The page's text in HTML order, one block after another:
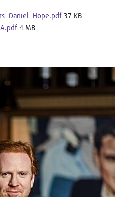
37 KB
4 MB